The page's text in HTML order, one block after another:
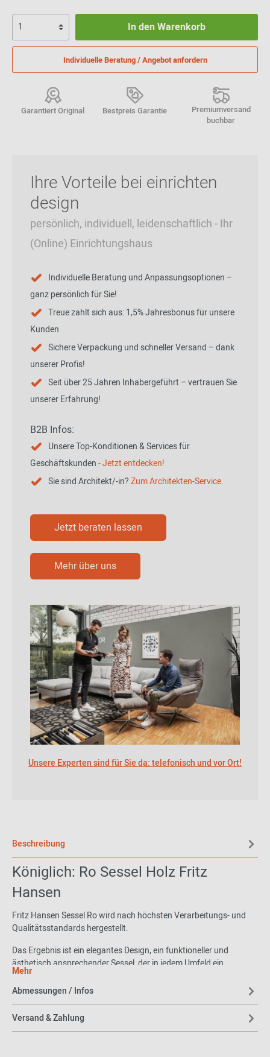
In den Warenkorb
Individuelle Beratung / Angebot anfordern
Garantiert Original Bestpreis Garantie
Premiumversand
buchbar
Ihre Vorteile bei einrichten
design
persönlich, individuell, leidenschaftlich - Ihr
(Online) Einrichtungshaus
Individuelle Beratung und Anpassungsoptionen –
ganz persönlich für Sie!
Treue zahlt sich aus: 1,5% Jahresbonus für unsere
Kunden
Sichere Verpackung und schneller Versand – dank
unserer Profis!
Seit über 25 Jahren Inhabergeführt – vertrauen Sie
unserer Erfahrung!
B2B Infos:
Unsere Top-Konditionen & Services für
Geschäftskunden- Jetzt entdecken!
Sie sind Architekt/-in?Zum Architekten-Service.
Jetzt beraten lassen
Mehr über uns
Unsere Experten sind für Sie da: telefonisch und vor Ort!
Beschreibung
Königlich: Ro Sessel Holz Fritz
Hansen
Fritz Hansen Sessel Ro wird nach höchsten Verarbeitungs- und
Qualitätsstandards hergestellt.
Das Ergebnis ist ein elegantes Design, ein funktioneller und
ästhetisch ansprechender Sessel, der in jedem Umfeld ein
Blickfang ist. Man kann es nicht verhindern und muss sich einfach
in ihn verlieben.
Fame: 95% Neuu Seeland Wolle, 5% Polyamid
Mehr
Abmessungen / Infos
Versand & Zahlung